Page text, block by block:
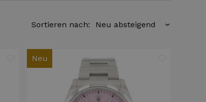
Sortieren nach: ›
Neu